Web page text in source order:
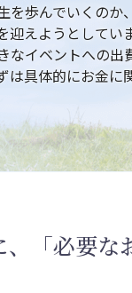
を歩んでいくの
えようとしていま
なイベントへの出
は具体的にお金に
、「必要な